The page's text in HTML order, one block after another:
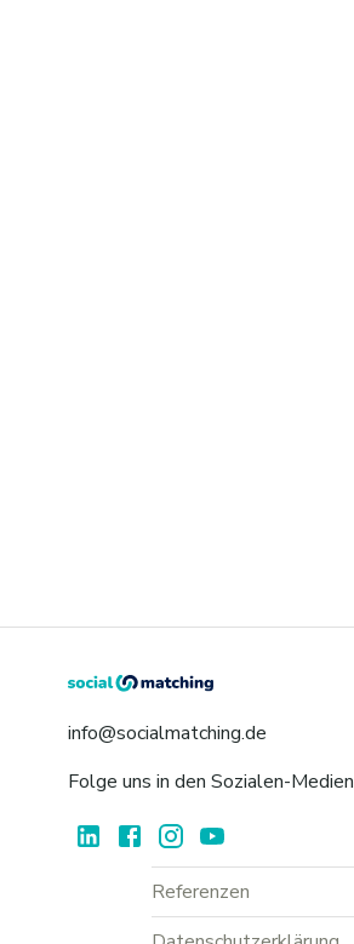
info@socialmatching.de
Folge uns in den Sozialen-Medien
Referenzen